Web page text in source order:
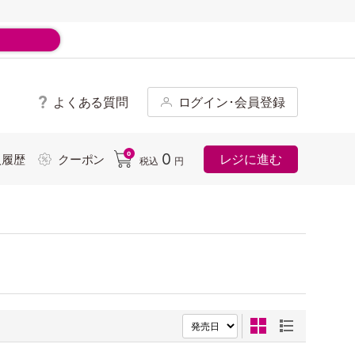
よくある質問 ログイン･会員登録
歴 クーポン 0
税込 0 円 レジに進む